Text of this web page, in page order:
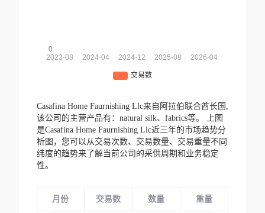
Casafina Home Faurnishing Llc来自阿拉伯联合酋长国,
该公司的主营产品有：natural silk、fabrics等。
上图
是Casafina Home Faurnishing Llc近三年的市场趋势分
析图，您可以从交易次数、交易数量、交易重量不同
纬度的趋势来了解当前公司的采供周期和业务稳定
性。
月份 交易数 数量 重量